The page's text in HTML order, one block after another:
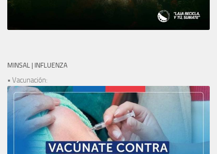
MINSAL | INFLUENZA
• Vacunación: